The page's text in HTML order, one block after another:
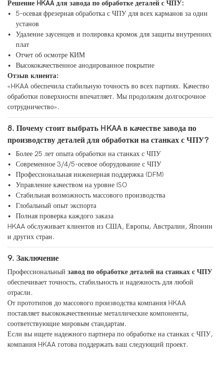
Решение HKAA для завода по обработке деталей с ЧПУ:
5-осевая фрезерная обработка с ЧПУ для всех карманов за один
установ
Удаление заусенцев и полировка кромок для защиты внутренних
плат
Отчет об осмотре КИМ
Высококачественное анодированное покрытие
Отзыв клиента:
«HKAA обеспечила стабильную точность во всех партиях. Качество
обработки поверхности впечатляет. Мы продолжим долгосрочное
сотрудничество».
8. Почему стоит выбрать HKAA в качестве завода по
производству деталей для обработки на станках с ЧПУ?
Более 25 лет опыта обработки на станках с ЧПУ
Современное 3/4/5-осевое оборудование с ЧПУ
Профессиональная инженерная поддержка (DFM)
Управление качеством на уровне ISO
Стабильная возможность массового производства
Глобальный опыт экспорта
Полная проверка каждого заказа
HKAA обслуживает клиентов из США, Европы, Австралии, Японии
и других стран.
9. Заключение
Профессиональный завод по обработке деталей на станках с ЧПУ
обеспечивает точность, стабильность и надежность для любой
отрасли.
От прототипов до массового производства компания HKAA
поставляет высококачественные металлические компоненты,
соответствующие мировым стандартам.
Если вы ищете надежного партнера по обработке на станках с ЧПУ,
компания HKAA готова поддержать ваш следующий проект.